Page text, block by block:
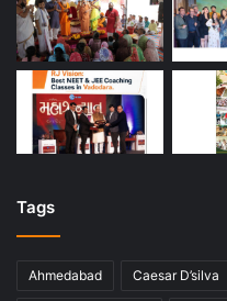
Tags
Ahmedabad Caesar D’silva